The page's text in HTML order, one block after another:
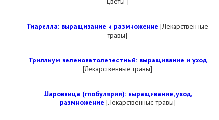
Тиарелла: выращивание и размножение [Лекарственные
травы]
Триллиум зеленоватолепестный: выращивание и уход
[Лекарственные травы]
Шаровница (глобулярия): выращивание, уход,
размножение [Лекарственные травы]